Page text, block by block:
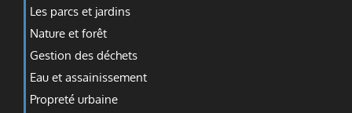
Les parcs et jardins
Nature et forêt
Gestion des déchets
Eau et assainissement
Propreté urbaine